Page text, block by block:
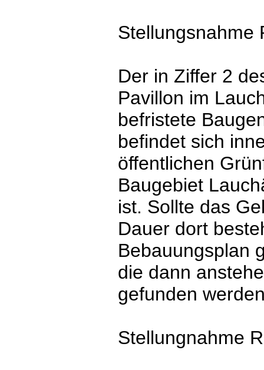
Stellungsnahme
Der in Ziffer 2
Pavillon im
befristete
befindet sich
öffentlichen
Baugebiet
ist. Sollte das
Dauer dort
Bebauungsplan
die dann
gefunden
Stellungnahme